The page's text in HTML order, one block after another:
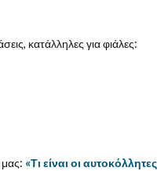
κατάλληλες για φιάλες:
«Τι είναι οι αυτοκόλλητες